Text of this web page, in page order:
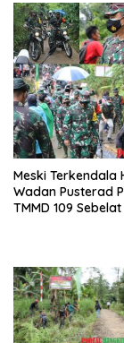
Meski Terkendala
Wadan Pusterad
TMMD 109 Sebelat